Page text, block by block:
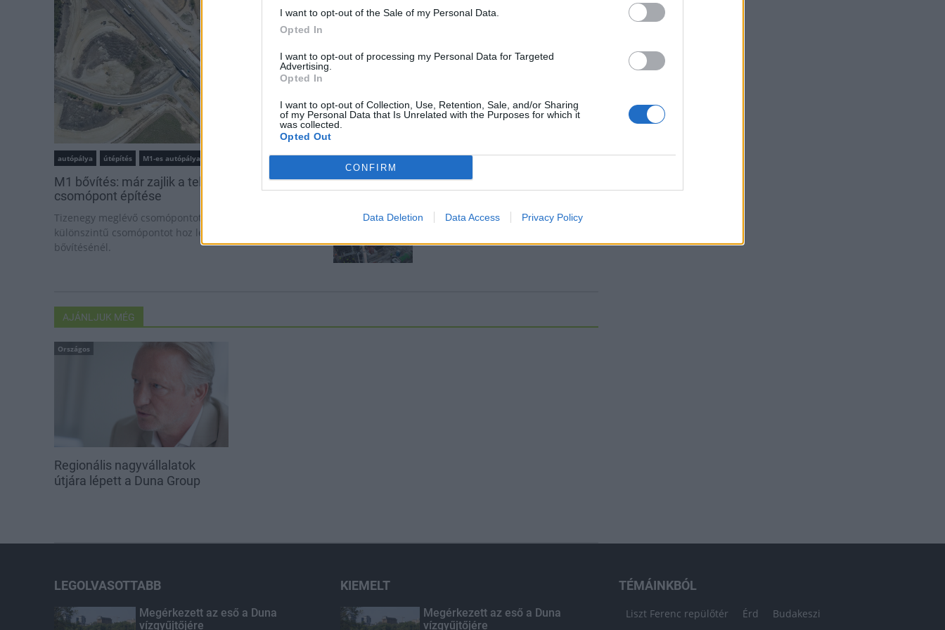
I want to opt-out of the Sale of my Personal Data.
Opted In
I want to opt-out of processing my Personal Data for Targeted
Advertising.
Opted In
I want to opt-out of Collection, Use, Retention, Sale, and/or Sharing
of my Personal Data that Is Unrelated with the Purposes for which it
was collected.
Opted Out
CONFIRM
Data Deletion Data Access Privacy Policy
autópálya útépítés M1-es autópálya
M1 bővítés: már zajlik a teljesen új Bicske Kelet
csomópont építése
Tizenegy meglévő csomópontot korszerűsít és négy új,
különszintű csomópontot hoz létre az MKIF az M1-es
bővítésénél.
Másfélszeresére bővítik
Hódmezővásárhely jó hírű
mérföldköve a felülvizsgálat
AJÁNLJUK MÉG
Országos
Regionális nagyvállalatok
útjára lépett a Duna Group
LEGOLVASOTTABB
Megérkezett az eső a Duna
vízgyűjtőjére
KIEMELT
Megérkezett az eső a Duna
vízgyűjtőjére
TÉMÁINKBÓL
Liszt Ferenc repülőtér Érd Budakeszi